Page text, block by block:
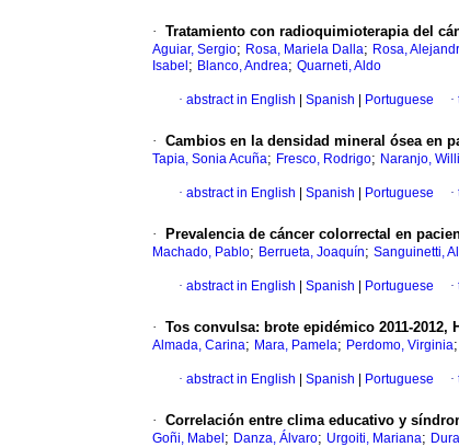
· Tratamiento con radioquimioterapia del
Aguiar, Sergio; Rosa, Mariela Dalla; Rosa,
Isabel ; Blanco, Andrea; Quarneti, Aldo
· abstract in English Spanish Portuguese ·
· Cambios en la densidad mineral ósea en
Tapia, Sonia Acuña; Fresco, Rodrigo; Naranjo,
· abstract in English Spanish Portuguese ·
· Prevalencia de cáncer colorrectal en
Machado, Pablo; Berrueta, Joaquín; Sanguinetti,
· abstract in English Spanish Portuguese ·
· Tos convulsa: brote epidémico 2011-
Almada, Carina; Mara, Pamela; Perdomo, Virginia;
· abstract in English Spanish Portuguese ·
· Correlación entre clima educativo y
Goñi, Mabel ; Danza, Álvaro; Urgoiti, Mariana;